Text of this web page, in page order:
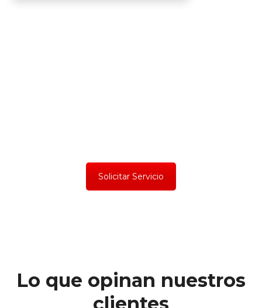
Solicitar Servicio
Lo que opinan nuestros